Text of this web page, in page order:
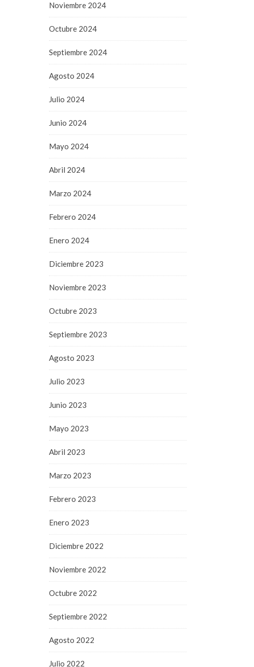
Noviembre 2024
Octubre 2024
Septiembre 2024
Agosto 2024
Julio 2024
Junio 2024
Mayo 2024
Abril 2024
Marzo 2024
Febrero 2024
Enero 2024
Diciembre 2023
Noviembre 2023
Octubre 2023
Septiembre 2023
Agosto 2023
Julio 2023
Junio 2023
Mayo 2023
Abril 2023
Marzo 2023
Febrero 2023
Enero 2023
Diciembre 2022
Noviembre 2022
Octubre 2022
Septiembre 2022
Agosto 2022
Julio 2022